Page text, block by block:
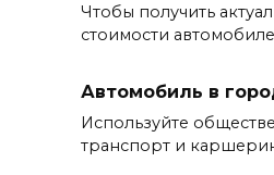
Чтобы получить
стоимости
Автомобиль в
Используйте
транспорт и